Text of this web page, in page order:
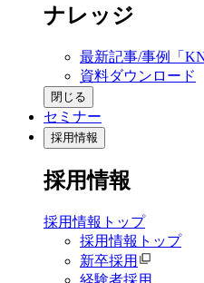
ナレッジ
最新記事/事例「
資料ダウンロード
閉じる
セミナー
採用情報
採用情報
採用情報トップ
採用情報トップ
新卒採用